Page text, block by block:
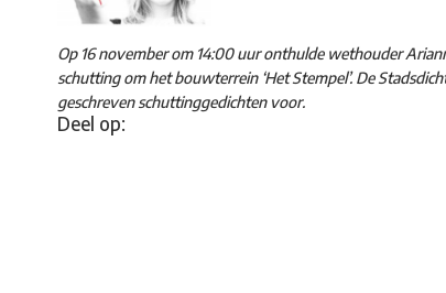
Op 16 november om 14:00 uur onthulde wethouder
schutting om het bouwterrein ‘Het Stempel’. De
geschreven schuttinggedichten voor.
Deel op: